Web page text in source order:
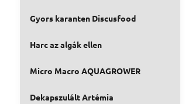
Gyors karanten Discusfood
Harc az algák ellen
Micro Macro AQUAGROWER
Dekapszulált Artémia